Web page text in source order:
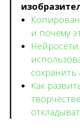
и почему
Нейросети
сохранить
Как